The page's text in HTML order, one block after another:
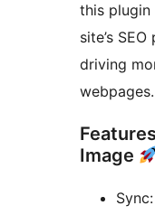
this
site’s
driving
webpages.
Image